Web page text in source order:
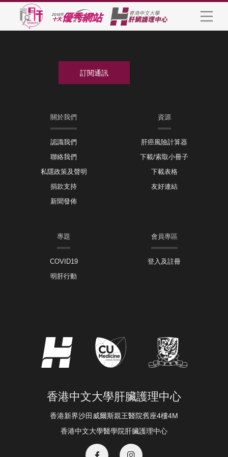
關於我們
認識我們
聯絡我們
私隱政策及聲明
捐款支持
新聞發佈
資源
肝癌風險計算器
下載/索取小冊子
下載表格
友好連結
專題
COVID19
明肝行動
會員專區
登入及註冊
香港中文大學肝臟護理中心
香港新界沙田威爾斯親王醫院舊座4樓4M
香港中文大學醫學院肝臟護理中心